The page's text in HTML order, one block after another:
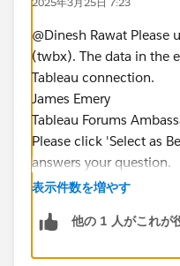
@Dinesh Rawat​
(twbx). The data in the
Tableau connection.
James Emery
Tableau Forums
Please click 'Select as
answers your question.
表示件数を増やす
他の 1 人がこれが